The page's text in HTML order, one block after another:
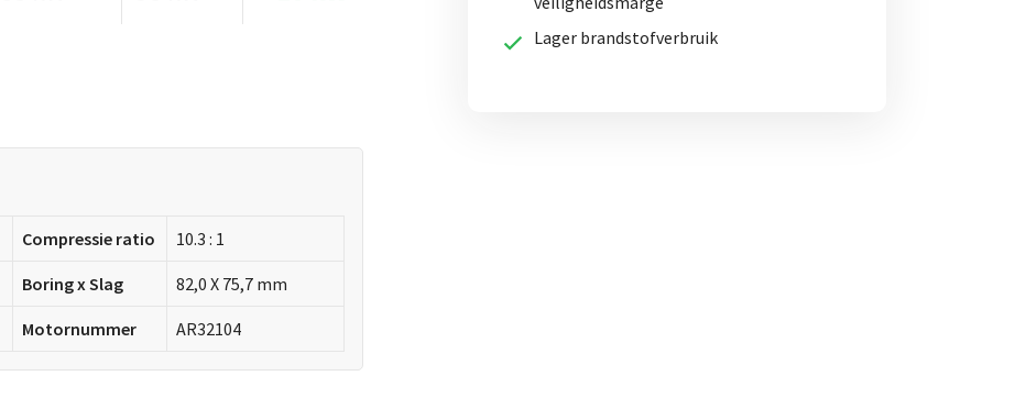
Lager brandstofverbruik
Compressie ratio 10.3 : 1
Boring x Slag 82,0 X 75,7 mm
Motornummer AR32104